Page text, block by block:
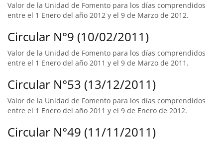
Valor de la Unidad de Fomento para los días comprendidos
entre el 1 Enero del año 2012 y el 9 de Marzo de 2012.
Circular N°9 (10/02/2011)
Valor de la Unidad de Fomento para los días comprendidos
entre el 1 Enero del año 2011 y el 9 de Marzo de 2011.
Circular N°53 (13/12/2011)
Valor de la Unidad de Fomento para los días comprendidos
entre el 1 Enero del año 2011 y el 9 de Enero de 2012.
Circular N°49 (11/11/2011)